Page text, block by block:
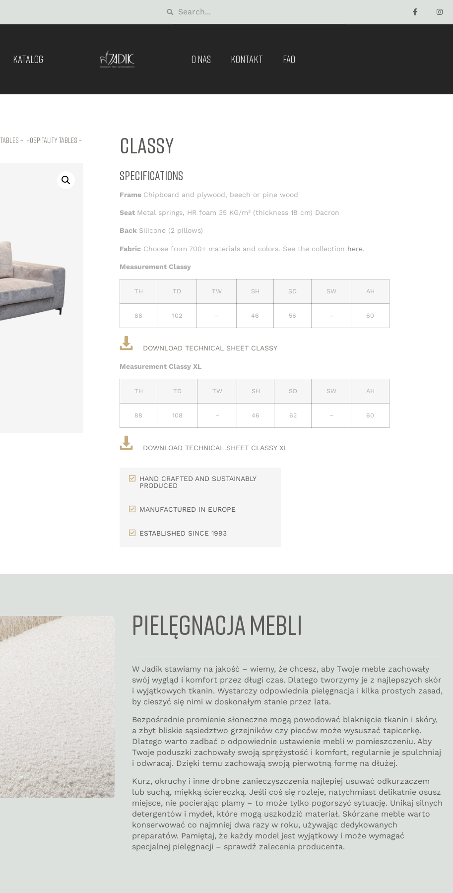
KATALOG O NAS KONTAKT FAQ
Tables – hospitality tables –
CLASSY
SPECIFICATIONS
Frame Chipboard and plywood, beech or pine wood
Seat Metal springs, HR foam 35 KG/m³ (thickness 18 cm) Dacron
Back Silicone (2 pillows)
Fabric Choose from 700+ materials and colors. See the collection here.
Measurement Classy
TH TD TW SH SD SW AH
88 102 – 46 56 – 60
DOWNLOAD TECHNICAL SHEET CLASSY
Measurement Classy XL
TH TD TW SH SD SW AH
88 108 – 46 62 – 60
DOWNLOAD TECHNICAL SHEET CLASSY XL
HAND CRAFTED AND SUSTAINABLY
PRODUCED
MANUFACTURED IN EUROPE
ESTABLISHED SINCE 1993
PIELĘGNACJA MEBLI
W Jadik stawiamy na jakość – wiemy, że chcesz, aby Twoje meble zachowały
swój wygląd i komfort przez długi czas. Dlatego tworzymy je z najlepszych skór
i wyjątkowych tkanin. Wystarczy odpowiednia pielęgnacja i kilka prostych zasad,
by cieszyć się nimi w doskonałym stanie przez lata.
Bezpośrednie promienie słoneczne mogą powodować blaknięcie tkanin i skóry,
a zbyt bliskie sąsiedztwo grzejników czy pieców może wysuszać tapicerkę.
Dlatego warto zadbać o odpowiednie ustawienie mebli w pomieszczeniu. Aby
Twoje poduszki zachowały swoją sprężystość i komfort, regularnie je spulchniaj
i odwracaj. Dzięki temu zachowają swoją pierwotną formę na dłużej.
Kurz, okruchy i inne drobne zanieczyszczenia najlepiej usuwać odkurzaczem
lub suchą, miękką ściereczką. Jeśli coś się rozleje, natychmiast delikatnie osusz
miejsce, nie pocierając plamy – to może tylko pogorszyć sytuację. Unikaj silnych
detergentów i mydeł, które mogą uszkodzić materiał. Skórzane meble warto
konserwować co najmniej dwa razy w roku, używając dedykowanych
preparatów. Pamiętaj, że każdy model jest wyjątkowy i może wymagać
specjalnej pielęgnacji – sprawdź zalecenia producenta.